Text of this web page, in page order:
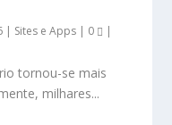
| Sites e Apps | 0 |
tornou-se mais
milhares...